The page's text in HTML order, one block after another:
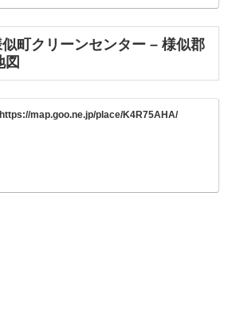
町クリーンセンター – 様似郡
https://map.goo.ne.jp/place/K4R75AHA/